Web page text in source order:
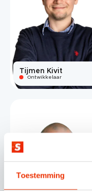
Toestemming
Tijmen Kivit
Ontwikkelaar